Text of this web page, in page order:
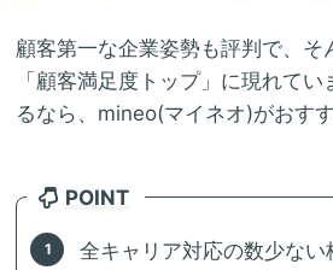
顧客第一な企業姿勢も評判で、そ
「顧客満足度トップ」に現れて
るなら、mineo(マイネオ)がおすす
POINT
全キャリア対応の数少な